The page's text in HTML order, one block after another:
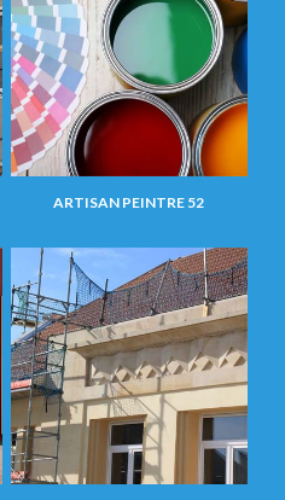
ARTISAN PEINTRE 52